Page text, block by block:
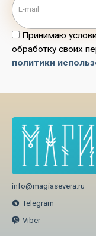
Принимаю
обработку своих
политики
info@magiasevera.ru
Telegram
Viber